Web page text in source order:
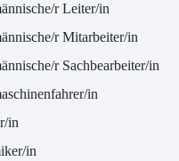
r Leiter/in
r Mitarbeiter/in
r Sachbearbeiter/in
in
in
in